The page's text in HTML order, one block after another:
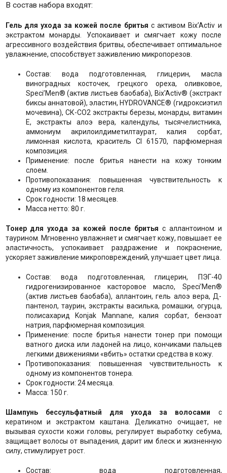
В состав набора входят:
Гель для ухода за кожей после бритья с активом Bix’Activ и
экстрактом монарды. Успокаивает и смягчает кожу после
агрессивного воздействия бритвы, обеспечивает оптимальное
увлажнение, способствует заживлению микропорезов.
Состав: вода подготовленная, глицерин, масла
виноградных косточек, грецкого ореха, оливковое,
Speci’Men® (актив листьев баобаба), Bix'Activ® (экстракт
биксы аннатовой), эластин, HYDROVANCE® (гидроксиэтил
мочевина), СК-СО2 экстракты березы, монарды, витамин
Е, экстракты алоэ вера, календулы, тысячелистника,
аммониум акрилоилдиметилтаурат, калия сорбат,
лимонная кислота, краситель CI 61570, парфюмерная
композиция.
Применение: после бритья нанести на кожу тонким
слоем.
Противопоказания: повышенная чувствительность к
одному из компонентов геля.
Срок годности: 18 месяцев.
Масса нетто: 80 г.
Тонер для ухода за кожей после бритья с аллантоином и
таурином. Мгновенно увлажняет и смягчает кожу, повышает ее
эластичность, успокаивает раздражение и покраснение,
ускоряет заживление микроповреждений, улучшает цвет лица.
Состав: вода подготовленная, глицерин, ПЭГ-40
гидрогенизированное касторовое масло, Speci’Men®
(актив листьев баобаба), аллантоин, гель алоэ вера, Д-
пантенол, таурин, экстракты василька, ромашки, огурца,
полисахарид Konjak Mannane, калия сорбат, бензоат
натрия, парфюмерная композиция.
Применение: после бритья нанести тонер при помощи
ватного диска или ладоней на лицо, кончиками пальцев
легкими движениями «вбить» остатки средства в кожу.
Противопоказания: повышенная чувствительность к
одному из компонентов тонера.
Срок годности: 24 месяца.
Масса: 150 г.
Шампунь бессульфатный для ухода за волосами с
кератином и экстрактом каштана. Деликатно очищает, не
вызывая сухости кожи головы, регулирует выработку себума,
защищает волосы от выпадения, дарит им блеск и жизненную
силу, стимулирует рост.
Состав: вода подготовленная,